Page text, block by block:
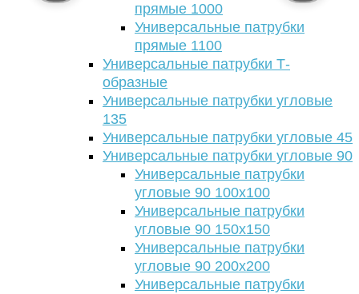
прямые 1000
Универсальные патрубки
прямые 1100
Универсальные патрубки Т-
образные
Универсальные патрубки угловые
135
Универсальные патрубки угловые 45
Универсальные патрубки угловые 90
Универсальные патрубки
угловые 90 100х100
Универсальные патрубки
угловые 90 150х150
Универсальные патрубки
угловые 90 200х200
Универсальные патрубки